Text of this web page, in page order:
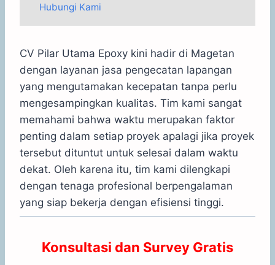
Hubungi Kami
CV Pilar Utama Epoxy kini hadir di Magetan
dengan layanan jasa pengecatan lapangan
yang mengutamakan kecepatan tanpa perlu
mengesampingkan kualitas. Tim kami sangat
memahami bahwa waktu merupakan faktor
penting dalam setiap proyek apalagi jika proyek
tersebut dituntut untuk selesai dalam waktu
dekat. Oleh karena itu, tim kami dilengkapi
dengan tenaga profesional berpengalaman
yang siap bekerja dengan efisiensi tinggi.
Konsultasi dan Survey Gratis